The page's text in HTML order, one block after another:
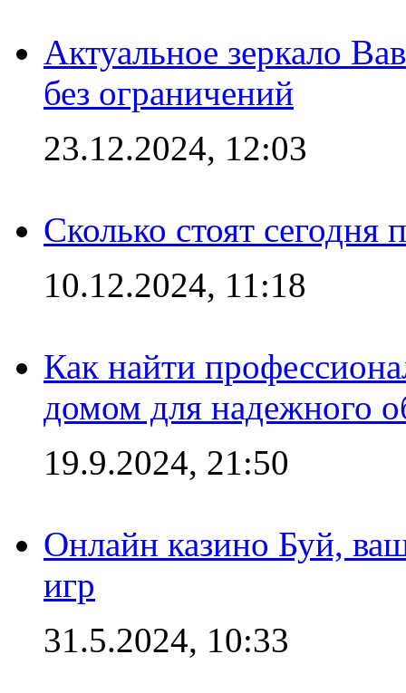
Актуальное зеркало
без ограничений
23.12.2024, 12:03
Сколько стоят сегодня
10.12.2024, 11:18
Как найти
домом для надежного
19.9.2024, 21:50
Онлайн казино Буй,
игр
31.5.2024, 10:33